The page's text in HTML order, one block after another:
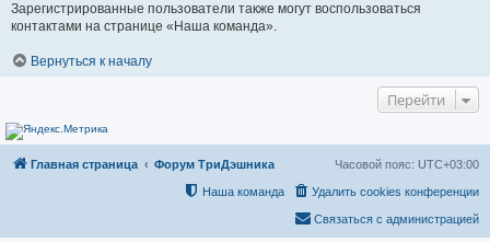
Зарегистрированные пользователи также могут воспользоваться
контактами на странице «Наша команда».
Вернуться к началу
Перейти
Главная страница Форум ТриДэшника Часовой пояс: UTC+03:00
Удалить cookies конференции
Наша команда
Связаться с администрацией